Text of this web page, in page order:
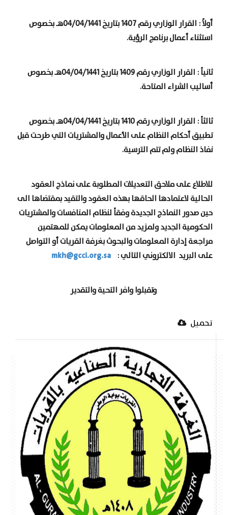
أولاً : القرار الوزاري رقم 1407 بتاريخ 04/04/1441هـ بخصوص
استثناء أعمال برنامج الرؤية.
ثانياً : القرار الوزاري رقم 1409 بتاريخ 04/04/1441هـ بخصوص
أساليب الشراء المتاحة.
ثالثاً : القرار الوزاري رقم 1410 بتاريخ 04/04/1441هـ بخصوص
تطبيق أحكام النظام على الأعمال والمشتريات التي طرحت قبل
نفاذ النظام ولم تتم الترسية.
للاطلاع على ملاحق التعديلات المطلوبة على نماذج العقود
الحالية لاعتمادها الحاقها بهذه العقود والتقيد بمقتضاها الى
حين صدور النماذج الجديدة وفقاً لنظام المنافسات والمشتريات
الحكومية الجديد ولمزيد من المعلومات يمكن للمهتمين
مراجعة إدارة المعلومات والبحوث بغرفة القريات أو التواصل
على البريد الالكتروني التالي : mkh@gcci.org.sa
وتقبلوا وافر التحية والتقدير
تحميل